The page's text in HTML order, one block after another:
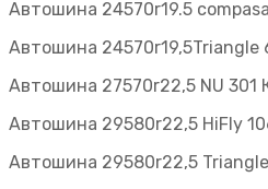
Автошина 24570r19.5
Автошина 24570r19,5Triangle
Автошина 27570r22,5 NU 301
Автошина 29580r22,5 HiFly
Автошина 29580r22,5